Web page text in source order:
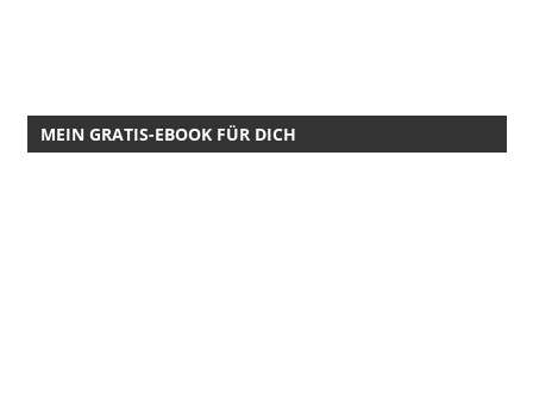
MEIN GRATIS-EBOOK FÜR DICH